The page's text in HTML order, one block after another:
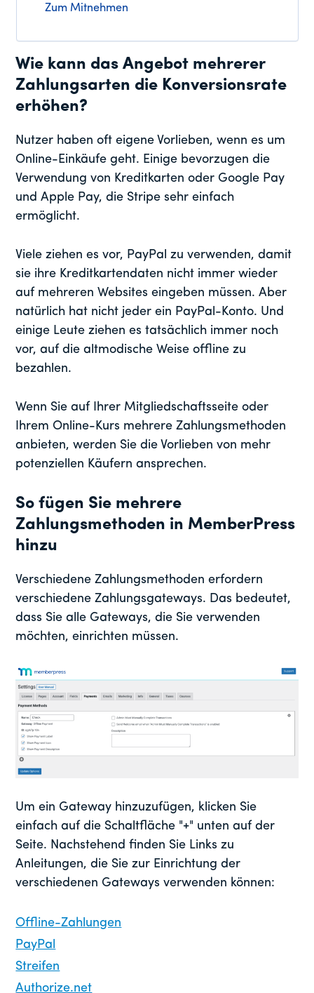
Zum Mitnehmen
Wie kann das Angebot mehrerer
Zahlungsarten die Konversionsrate
erhöhen?
Nutzer haben oft eigene Vorlieben, wenn es um
Online-Einkäufe geht. Einige bevorzugen die
Verwendung von Kreditkarten oder Google Pay
und Apple Pay, die Stripe sehr einfach
ermöglicht.
Viele ziehen es vor, PayPal zu verwenden, damit
sie ihre Kreditkartendaten nicht immer wieder
auf mehreren Websites eingeben müssen. Aber
natürlich hat nicht jeder ein PayPal-Konto. Und
einige Leute ziehen es tatsächlich immer noch
vor, auf die altmodische Weise offline zu
bezahlen.
Wenn Sie auf Ihrer Mitgliedschaftsseite oder
Ihrem Online-Kurs mehrere Zahlungsmethoden
anbieten, werden Sie die Vorlieben von mehr
potenziellen Käufern ansprechen.
So fügen Sie mehrere
Zahlungsmethoden in MemberPress
hinzu
Verschiedene Zahlungsmethoden erfordern
verschiedene Zahlungsgateways. Das bedeutet,
dass Sie alle Gateways, die Sie verwenden
möchten, einrichten müssen.
Um ein Gateway hinzuzufügen, klicken Sie
einfach auf die Schaltfläche "+" unten auf der
Seite. Nachstehend finden Sie Links zu
Anleitungen, die Sie zur Einrichtung der
verschiedenen Gateways verwenden können:
Offline-Zahlungen
PayPal
Streifen
Authorize.net